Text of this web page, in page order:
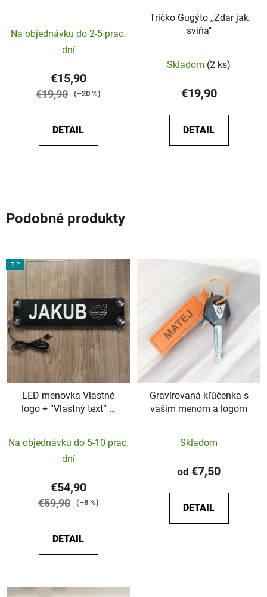
Na objednávku do 2-5 prac.
dní
€15,90
€19,90 (–20 %)
DETAIL
Tričko Gugýto ,,Zdar jak
sviňa"
hodnotenie
produktu
je
5,0
z
Skladom (2 ks)
€19,90
DETAIL
Podobné produkty
TIP
LED menovka Vlastné
logo + “Vlastný text” –
hodnotenie
produktu
je
5,0
hviezdičiek.
Na objednávku do 5-10 prac.
dní
€54,90
€59,90 (–8 %)
DETAIL
Gravírovaná kľúčenka s
vašim menom a logom
Skladom
od€7,50
DETAIL